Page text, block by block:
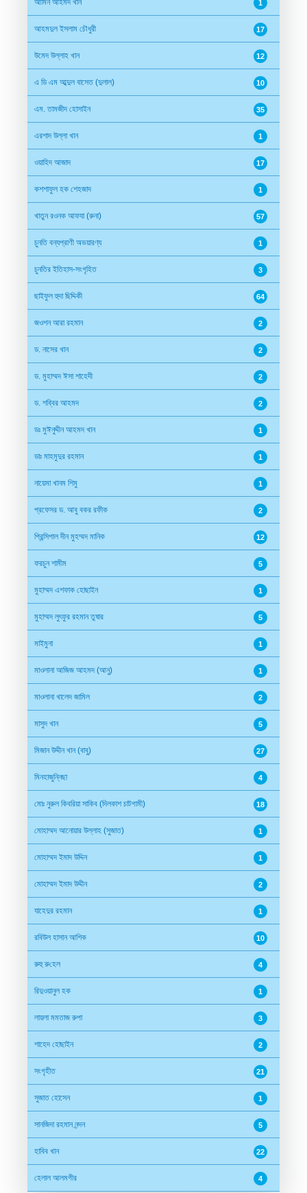
আমিন আহমদ খান 1
আহমদুল ইসলাম চৌধুরী 17
উমেদ উল্লাহ খান 12
এ ডি এম আব্দুল বাসেত (দুলাল) 10
এম. তামজীদ হোসাইন 35
এরশাদ উল্লা খান 1
ওয়াহিদ আজাদ 17
কশশাফুল হক শেহজাদ 1
খাতুন রওনক আফযা (রুনা) 57
চুনতি বন্যপ্রাণী অভয়ারণ্য 1
চুনতির ইতিহাস-সংগৃহিত 3
ছাইফুল হুদা ছিদ্দিকী 64
জওশন আরা রহমান 2
ড. নাসের খান 2
ড. মুহাম্মদ ঈসা শাহেদী 2
ড. শব্বির আহমদ 2
ডঃ মুঈনুদ্দীন আহমদ খান 1
ডাঃ মাহমুদুর রহমান 1
নায়েমা খানম শিমু 1
প্রফেসর ড. আবু বকর রফীক 2
প্রিন্সিপাল দীন মুহম্মদ মানিক 12
ফরচুন শামীম 5
মুহাম্মদ এশফাক হোছাইন 1
মুহাম্মদ লুৎফুর রহমান তুষার 5
মাইমুনা 1
মাওলানা আজিজ আহমদ (আনু) 1
মাওলানা খালেদ জামিল 2
মাসুদ খান 5
মিজান উদ্দীন খান (বাবু) 27
মিনহাজুন্নিছা 4
মোঃ নুরুল কিবরিয়া সাকিব (দিলকাশ চাটগামী) 18
মোহাম্মদ আনোয়ার উল্লাহ (সুজাত) 1
মোহাম্মদ ইমাদ উদ্দিন 1
মোহাম্মদ ইমাদ উদ্দীন 2
যাহেদুর রহমান 1
রবিউল হাসান আশিক 10
রুহু রু‌হেল 4
রিদুওয়ানুল হক 1
লায়লা মমতাজ রুপা 3
শাহেদ হোছাইন 2
সংগৃহীত 21
সুজাত হোসেন 1
সানজিদা রহমান নন্দন 5
হাবিব খান 22
হেলাল আলমগীর 4